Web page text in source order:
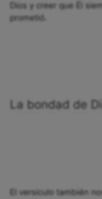
Dios y creer que Él
prometió.
La bondad de
El versículo también